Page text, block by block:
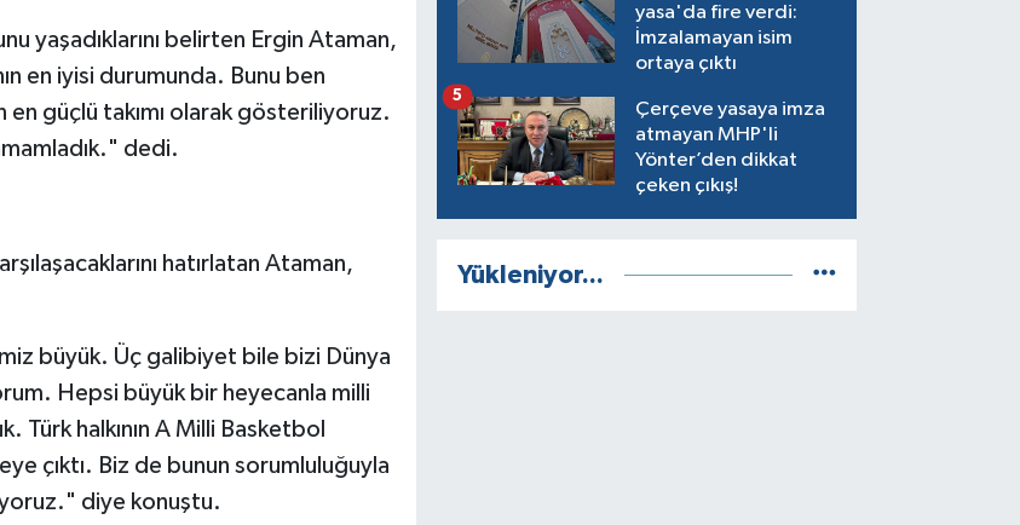
yaşadıklarını belirten Ergin Ataman,
en iyisi durumunda. Bunu ben
güçlü takımı olarak gösteriliyoruz.
dedi.
hatırlatan Ataman,
büyük. Üç galibiyet bile bizi Dünya
Hepsi büyük bir heyecanla milli
Türk halkının A Milli Basketbol
çıktı. Biz de bunun sorumluluğuyla
diye konuştu.
yasa'da fire verdi:
İmzalamayan isim
ortaya çıktı
Çerçeve yasaya imza
atmayan MHP'li
Yönter’den dikkat
çeken çıkış!
5
Yükleniyor...